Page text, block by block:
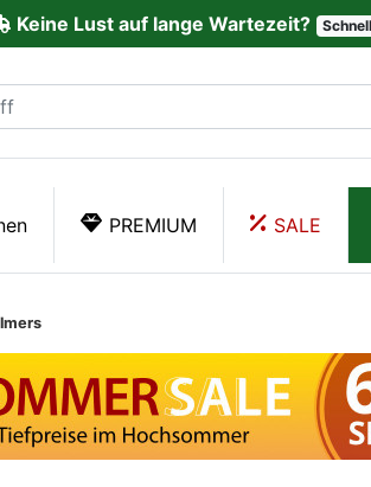
Keine Lust auf lange Wartezeit?
PREMIUM SALE